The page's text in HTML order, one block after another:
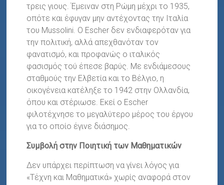
τρεις γιους. Έμειναν στη Ρώμη μέχρι το 1935,
οπότε και έφυγαν μην αντέχοντας την Ιταλία
του Mussolini. Ο Escher δεν ενδιαφερόταν για
την πολιτική, αλλά απεχθανόταν τον
φανατισμό, και προφανώς ο ιταλικός
φασισμός τού έπεσε βαρύς. Με ενδιάμεσους
σταθμούς την Ελβετία και το Βέλγιο, η
οικογένεια κατέληξε το 1942 στην Ολλανδία,
όπου και στέριωσε. Εκεί ο Escher
φιλοτέχνησε το μεγαλύτερο μέρος του έργου
για το οποίο έγινε διάσημος.
Συμβολή στην Ποιητική των Μαθηματικών
Δεν υπάρχει περίπτωση να γίνει λόγος για
«Τέχνη και Μαθηματικά» χωρίς αναφορά στον